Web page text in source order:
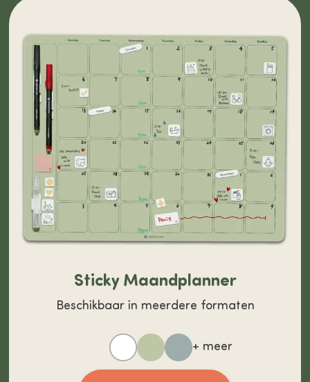
Sticky Maandplanner
Beschikbaar in meerdere formaten
+ meer